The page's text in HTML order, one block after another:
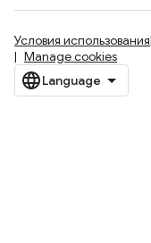
Условия использования
Manage cookies